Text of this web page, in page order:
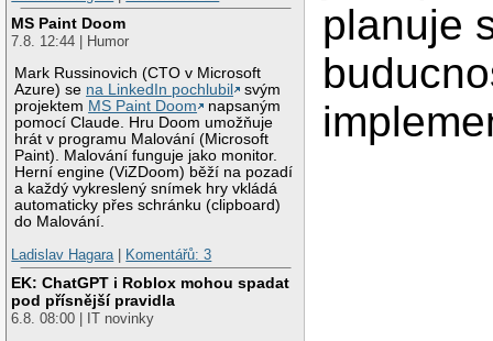
MS Paint Doom
7.8. 12:44 | Humor
Mark Russinovich (CTO v Microsoft
Azure) se na LinkedIn pochlubil
svým
projektem MS Paint Doom
napsaným
pomocí Claude. Hru Doom umožňuje
hrát v programu Malování (Microsoft
Paint). Malování funguje jako monitor.
Herní engine (ViZDoom) běží na pozadí
a každý vykreslený snímek hry vkládá
automaticky přes schránku (clipboard)
do Malování.
Ladislav Hagara | Komentářů: 3
EK: ChatGPT i Roblox mohou spadat
pod přísnější pravidla
6.8. 08:00 | IT novinky
planuje